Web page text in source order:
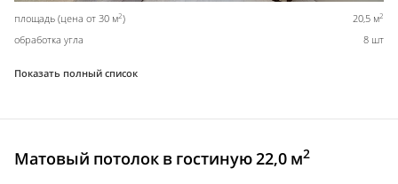
площадь (цена от 30 м2) 20,5 м2
обработка угла 8 шт
Показать полный список
Матовый потолок в гостиную 22,0 м2